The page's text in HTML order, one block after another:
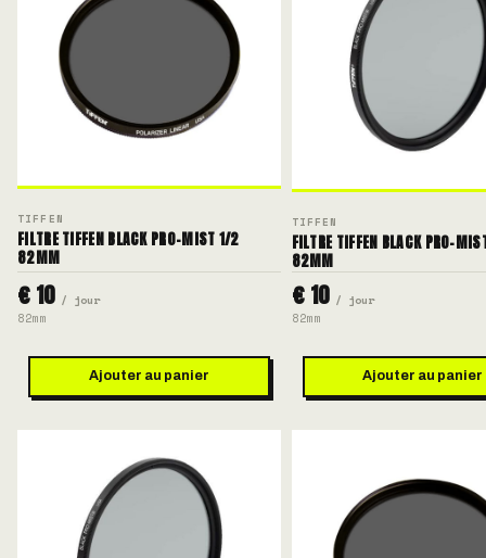
TIFFEN
FILTRE TIFFEN BLACK PRO-MIST 1/2
82MM
€ 10 / jour
82mm
Ajouter au panier
TIFFEN
FILTRE TIFFEN BLACK PRO-
82MM
€ 10 / jour
82mm
Ajouter au panier